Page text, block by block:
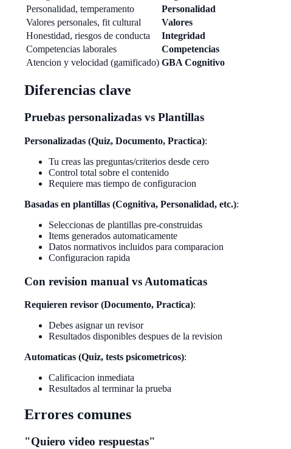
Personalidad, temperamento
Personalidad
Valores personales, fit cultural
Valores
Honestidad, riesgos de conducta
Integridad
Competencias laborales
Competencias
Atencion y velocidad (gamificado) GBA Cognitivo
Diferencias clave
Pruebas personalizadas vs Plantillas
Personalizadas (Quiz, Documento, Practica):
Tu creas las preguntas/criterios desde cero
Control total sobre el contenido
Requiere mas tiempo de configuracion
Basadas en plantillas (Cognitiva, Personalidad, etc.):
Seleccionas de plantillas pre-construidas
Items generados automaticamente
Datos normativos incluidos para comparacion
Configuracion rapida
Con revision manual vs Automaticas
Requieren revisor (Documento, Practica):
Debes asignar un revisor
Resultados disponibles despues de la revision
Automaticas (Quiz, tests psicometricos):
Calificacion inmediata
Resultados al terminar la prueba
Errores comunes
"Quiero video respuestas"